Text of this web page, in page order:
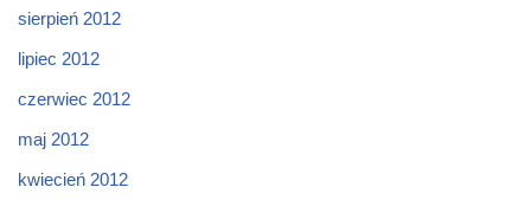
sierpień 2012
lipiec 2012
czerwiec 2012
maj 2012
kwiecień 2012